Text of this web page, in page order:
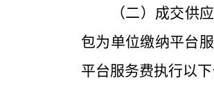
（二）成交供
包为单位缴纳平台
平台服务费执行以